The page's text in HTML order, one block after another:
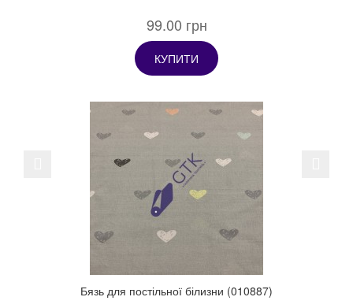
99.00 грн
КУПИТИ
Бязь для постільної білизни (010887)